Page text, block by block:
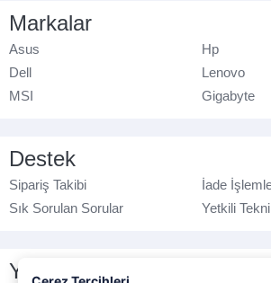
Markalar
Asus
Hp
Dell
Lenovo
MSI
Gigabyte
Destek
Sipariş Takibi
İade
Sık Sorulan Sorular
Yetkili
Yasal Bilgilendirme